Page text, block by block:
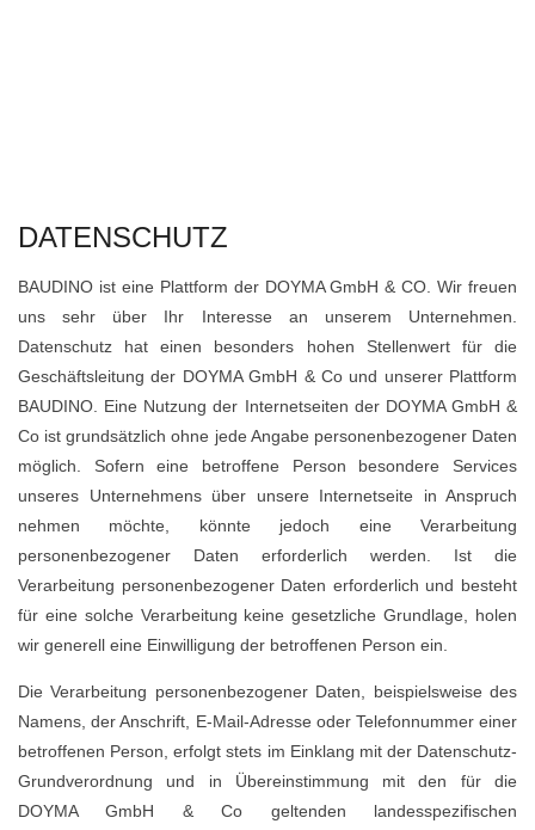
DATENSCHUTZ
BAUDINO ist eine Plattform der DOYMA GmbH & CO. Wir freuen
uns sehr über Ihr Interesse an unserem Unternehmen.
Datenschutz hat einen besonders hohen Stellenwert für die
Geschäftsleitung der DOYMA GmbH & Co und unserer Plattform
BAUDINO. Eine Nutzung der Internetseiten der DOYMA GmbH &
Co ist grundsätzlich ohne jede Angabe personenbezogener Daten
möglich. Sofern eine betroffene Person besondere Services
unseres Unternehmens über unsere Internetseite in Anspruch
nehmen möchte, könnte jedoch eine Verarbeitung
personenbezogener Daten erforderlich werden. Ist die
Verarbeitung personenbezogener Daten erforderlich und besteht
für eine solche Verarbeitung keine gesetzliche Grundlage, holen
wir generell eine Einwilligung der betroffenen Person ein.
Die Verarbeitung personenbezogener Daten, beispielsweise des
Namens, der Anschrift, E-Mail-Adresse oder Telefonnummer einer
betroffenen Person, erfolgt stets im Einklang mit der Datenschutz-
Grundverordnung und in Übereinstimmung mit den für die
DOYMA GmbH & Co geltenden landesspezifischen